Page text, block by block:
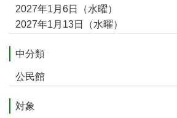
2027年1月6日（水曜）
2027年1月13日（水曜）
中分類
公民館
対象